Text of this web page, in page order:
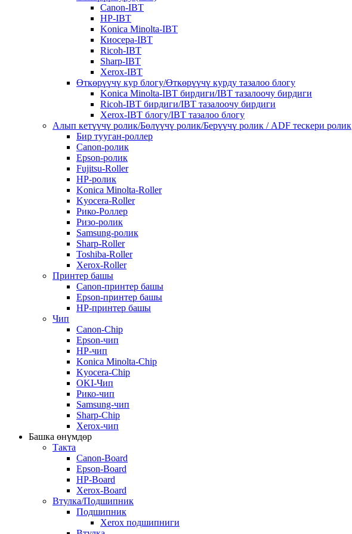
Canon-IBT
HP-IBT
Konica Minolta-IBT
Киосера-IBT
Ricoh-IBT
Sharp-IBT
Xerox-IBT
Өткөрүүчү кур блогу/Өткөрүүчү курду тазалоо блогу
Konica Minolta-IBT бирдиги/IBT тазалоочу бирдиги
Ricoh-IBT бирдиги/IBT тазалоочу бирдиги
Xerox-IBT блогу/IBT тазалоо блогу
Алып кетүүчү ролик/Бөлүүчү ролик/Берүүчү ролик / ADF тескери ролик
Бир тууган-роллер
Canon-ролик
Epson-ролик
Fujitsu-Roller
HP-ролик
Konica Minolta-Roller
Kyocera-Roller
Рико-Роллер
Ризо-ролик
Samsung-ролик
Sharp-Roller
Toshiba-Roller
Xerox-Roller
Принтер башы
Canon-принтер башы
Epson-принтер башы
HP-принтер башы
Чип
Canon-Chip
Epson-чип
HP-чип
Konica Minolta-Chip
Kyocera-Chip
OKI-Чип
Рико-чип
Samsung-чип
Sharp-Chip
Xerox-чип
Башка өнүмдөр
Такта
Canon-Board
Epson-Board
HP-Board
Xerox-Board
Втулка/Подшипник
Подшипник
Xerox подшипниги